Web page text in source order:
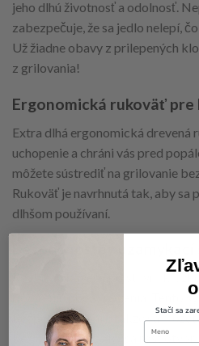
jeho dlhú životnosť a odolnosť.
zabezpečuje, že sa jedlo nelepí,
Už žiadne obavy z prilepených
z grilovania!
Ergonomická rukoväť pre
Extra dlhá ergonomická
uchopenie a chráni vás pred
môžete sústrediť na grilovanie
Rukoväť je navrhnutá tak, aby sa
dlhšom používaní.
Rošt je vybavený poistným
otvoreniu počas pečenia. Tento
bezpečné držanie, takže sa
bez obáv o to, že by sa rošt
Stačí sa
first-name